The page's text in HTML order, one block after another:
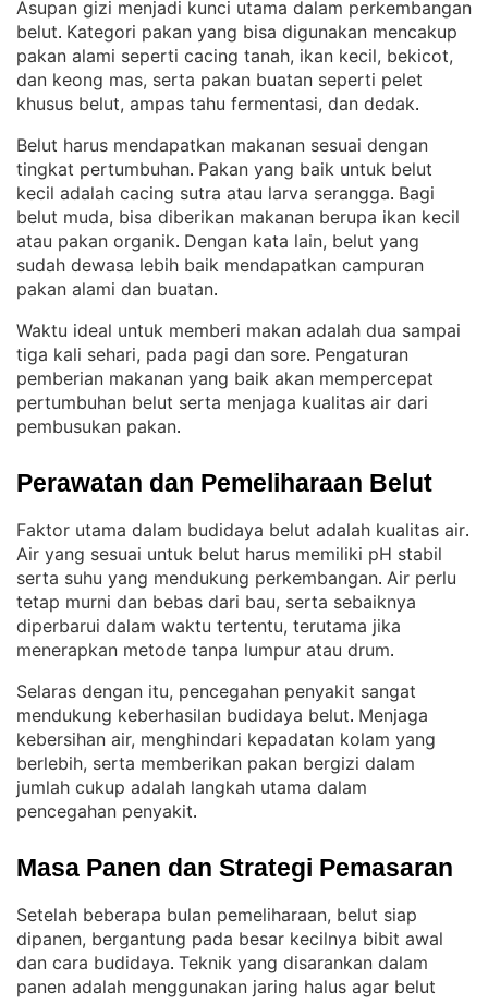
Asupan gizi menjadi kunci utama dalam perkembangan
belut. Kategori pakan yang bisa digunakan mencakup
pakan alami seperti cacing tanah, ikan kecil, bekicot,
dan keong mas, serta pakan buatan seperti pelet
khusus belut, ampas tahu fermentasi, dan dedak.
Belut harus mendapatkan makanan sesuai dengan
tingkat pertumbuhan. Pakan yang baik untuk belut
kecil adalah cacing sutra atau larva serangga. Bagi
belut muda, bisa diberikan makanan berupa ikan kecil
atau pakan organik. Dengan kata lain, belut yang
sudah dewasa lebih baik mendapatkan campuran
pakan alami dan buatan.
Waktu ideal untuk memberi makan adalah dua sampai
tiga kali sehari, pada pagi dan sore. Pengaturan
pemberian makanan yang baik akan mempercepat
pertumbuhan belut serta menjaga kualitas air dari
pembusukan pakan.
Perawatan dan Pemeliharaan Belut
Faktor utama dalam budidaya belut adalah kualitas air
Air yang sesuai untuk belut harus memiliki pH stabil
serta suhu yang mendukung perkembangan. Air perlu
tetap murni dan bebas dari bau, serta sebaiknya
diperbarui dalam waktu tertentu, terutama jika
menerapkan metode tanpa lumpur atau drum.
Selaras dengan itu, pencegahan penyakit sangat
mendukung keberhasilan budidaya belut. Menjaga
kebersihan air, menghindari kepadatan kolam yang
berlebih, serta memberikan pakan bergizi dalam
jumlah cukup adalah langkah utama dalam
pencegahan penyakit.
Masa Panen dan Strategi Pemasaran
Setelah beberapa bulan pemeliharaan, belut siap
dipanen, bergantung pada besar kecilnya bibit awal
dan cara budidaya. Teknik yang disarankan dalam
panen adalah menggunakan jaring halus agar belut